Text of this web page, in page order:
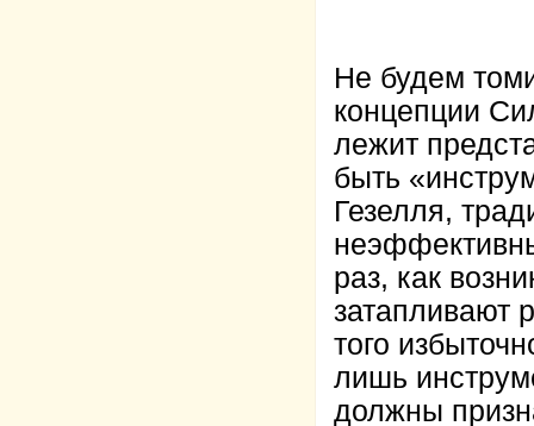
Не будем
концепции
лежит
быть
Гезелля,
раз, как
затапливают
того
лишь
должны